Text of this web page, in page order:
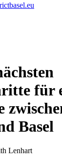
für
Basel
Lenhart